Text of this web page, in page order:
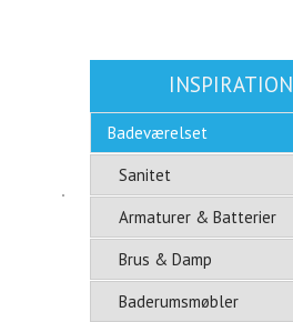
INSPIRATION
Badeværelset
Sanitet
Armaturer & Batterier
Brus & Damp
Baderumsmøbler